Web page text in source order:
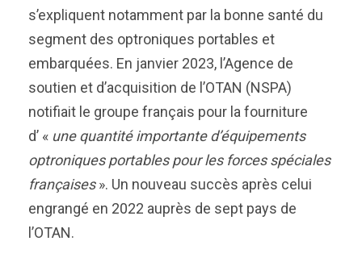
s’expliquent notamment par la bonne santé du
segment des optroniques portables et
embarquées. En janvier 2023, l’Agence de
soutien et d’acquisition de l’OTAN (NSPA)
notifiait le groupe français pour la fourniture
d’ « une quantité importante d’équipements
optroniques portables pour les forces spéciales
françaises». Un nouveau succès après celui
engrangé en 2022 auprès de sept pays de
l’OTAN.